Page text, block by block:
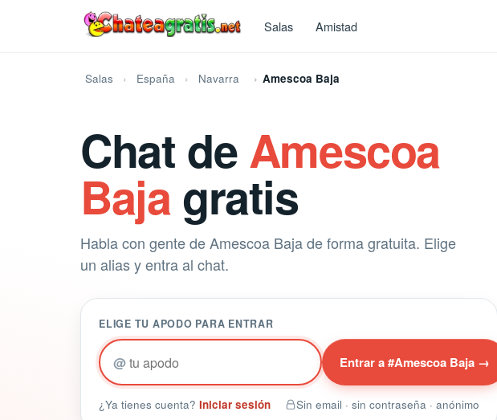
Salas Amistad
Salas España Navarra Amescoa Baja
Chat deAmescoa
Bajagratis
Habla con gente de Amescoa Baja de forma gratuita. Elige
un alias y entra al chat.
ELIGE TU APODO PARA ENTRAR
@ Entrar a #Amescoa Baja →
¿Ya tienes cuenta? Iniciar sesión Sin email · sin contraseña · anónimo